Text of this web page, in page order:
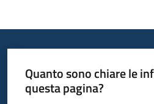
Quanto sono chiare le
questa pagina?